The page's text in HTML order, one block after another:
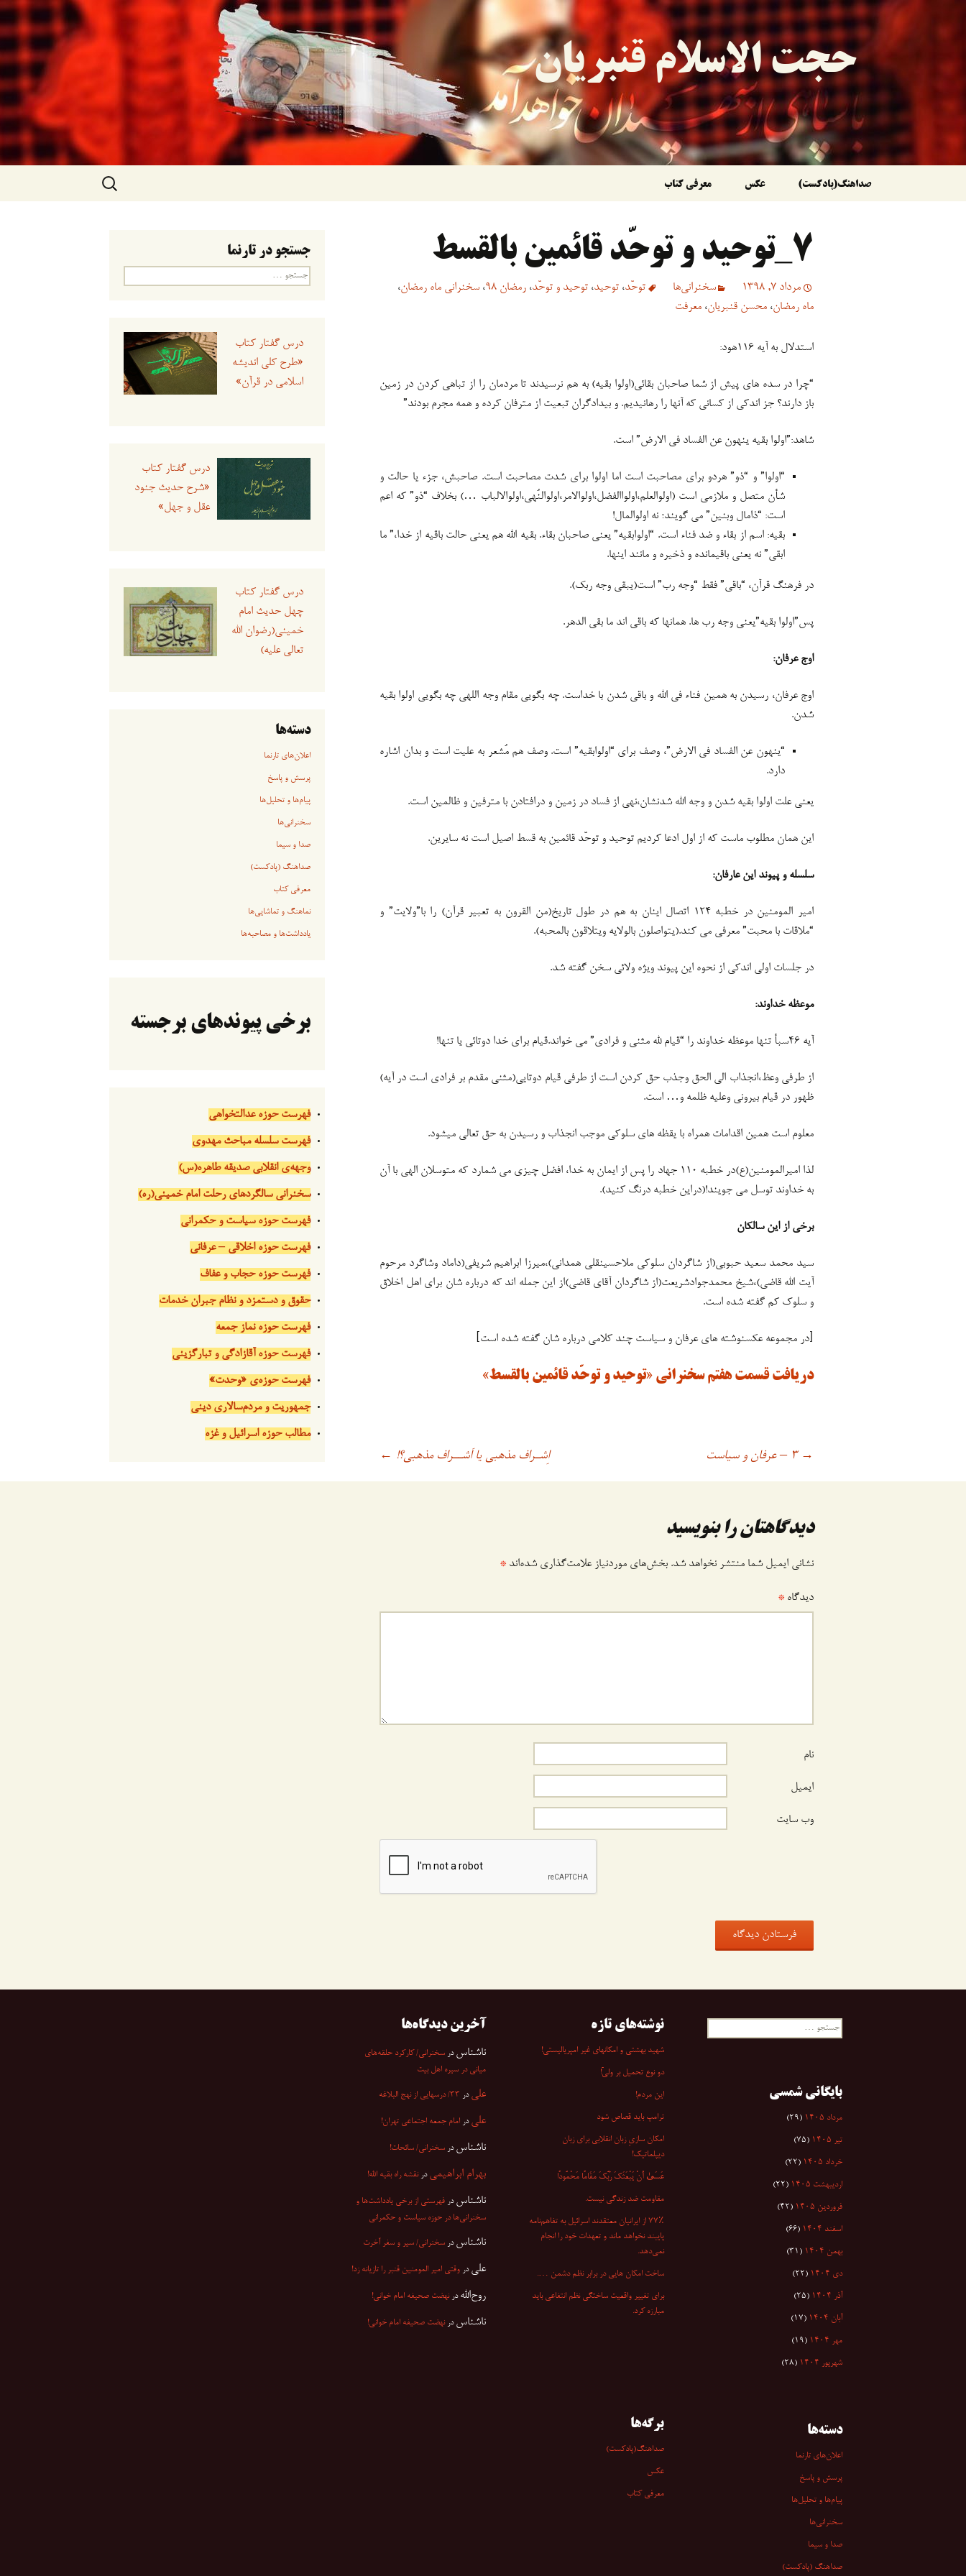
حجت الاسلام قنبریان
رفتن
نوشته‌ها
صداهنگ(پادکست) عکس معرفی کتاب
جستجو
برای:
۷_توحید و توحّد قائمین بالقسط
مرداد 7, 1398 سخنرانی‏‏‌ها توحّد، توحید، توحید و توحّد، رمضان 98 ، سخنرانی ماه رمضان،
ماه رمضان، محسن قنبریان، معرفت
استدلال به آیه ۱۱۶هود:
“چرا در سده های پیش از شما صاحبان بقائی(اولوا بقیه) به هم نرسیدند تا مردمان را از تباهی کردن در زمین
باز دارند؟ جز اندکی از کسانی که آنها را رهانیدیم. و بیدادگران تبعیت از مترفان کرده و همه مجرم بودند”
شاهد:”اولوا بقیه ینهون عن الفساد فی الارض” است.
“اولوا” و “ذو” هردو برای مصاحبت است اما اولوا برای شدت مصاحبت است. صاحبش، جزء یا حالت و
شأن متصل و ملازمی است (اولوالعلم،اولواالفضل،اولوالامر،اولوالنُهی،اولوالالباب …) بخلاف “ذو” که اعم
است: “ذامال وبنین” می گویند؛ نه اولوالمال!
بقیه: اسم از بقاء و ضد فناء است. “اولوابقیه” یعنی صاحبان بقاء. بقیه الله هم یعنی حالت باقیه از خدا،” ما
ابقی” نه یعنی باقیمانده و ذخیره و مانند اینها.
در فرهنگ قرآن، “باقی” فقط “وجه رب” است(یبقی وجه ربک).
پس”اولوا بقیه”یعنی وجه رب ها. همانها که باقی اند ما بقی الدهر.
اوج عرفان:
اوج عرفان، رسیدن به همین فناء فی الله و باقی شدن با خداست. چه بگویی مقام وجه اللهی چه بگویی اولوا بقیه
شدن.
“ینهون عن الفساد فی الارض”، وصف برای “اولوابقیه” است. وصف هم مُشعر به علیت است و بدان اشاره
دارد.
یعنی علت اولوا بقیه شدن و وجه الله شدنشان،نهی از فساد در زمین و درافتادن با مترفین و ظالمین است.
این همان مطلوب ماست که از اول ادعا کردیم توحید و توحّد قائمین به قسط اصیل است نه سایرین.
سلسله و پیوند این عارفان:
امیر المومنین در خطبه ۱۲۴ اتصال اینان به هم در طول تاریخ(من القرون به تعبیر قرآن) را با”ولایت” و
“ملاقات با محبت” معرفی می کند.(یتواصلون بالولایه ویتلاقون بالمحبه).
در جلسات اولی اندکی از نحوه این پیوند ویژه ولائی سخن گفته شد.
موعظه خداوند:
آیه ۴۶سبأ تنها موعظه خداوند را “قیام لله مثنی و فرادی” می خواند.قیام برای خدا دوتائی یا تنها!
از طرفی وعظ،انجذاب الی الحق وجذب حق کردن است از طرفی قیام دوتایی(مثنی مقدم بر فرادی است در آیه)
ظهور در قیام بیرونی وعلیه ظلمه و… است.
معلوم است همین اقدامات همراه با یقظه های سلوکی موجب انجذاب و رسیدن به حق تعالی میشود.
لذا امیرالمومنین(ع)در خطبه ۱۱۰ جهاد را پس از ایمان به خدا، افضل چیزی می شمارد که متوسلان الهی با آن
به خداوند توسل می جویند!(دراین خطبه درنگ کنید).
برخی از این سالکان
سید محمد سعید حبوبی(از شاگردان سلوکی ملاحسینقلی همدانی)،میرزا ابراهیم شریفی(داماد وشاگرد مرحوم
آیت الله قاضی)،شیخ محمدجوادشریعت(از شاگردان آقای قاضی)از این جمله اند که درباره شان برای اهل اخلاق
و سلوک کم گفته شده است.
[در مجموعه عکسنوشته های عرفان و سیاست چند کلامی درباره شان گفته شده است]
دریافت قسمت هفتم سخنرانی «توحید و توحّد قائمین بالقسط»
→ ۳ – عرفان و سیاست اِشـراف مذهبی یا اَشــراف مذهبی؟! ←
دیدگاهتان را بنویسید
نشانی ایمیل شما منتشر نخواهد شد. بخش‌های موردنیاز علامت‌گذاری شده‌اند *
دیدگاه *
نام
ایمیل
وب‌ سایت
جستجو در تارنما
جستجو
درس گفتار کتاب
«طرح کلی اندیشه
اسلامی در قرآن»
درس گفتار کتاب
«شرح حدیث جنود
عقل و جهل»
درس گفتار کتاب
چهل حدیث امام
خمینی(رضوان الله
تعالی علیه)
دسته‌ها
اعلان‌های تارنما
پرسش و پاسخ
پیام‌ها و تحلیل‌ها
سخنرانی‏‏‌ها
صدا و سیما
صداهنگ (پادکست)
معرفی کتاب
نماهنگ و تماشایی‌ها
یادداشت‌ها و مصاحبه‌ها
برخی پیوندهای برجسته
فهرست حوزه عدالتخواهی
فهرست سلسله مباحث مهدوی
وجهه‌ی انقلابی صدیقه طاهره(س)
سخنرانی سالگردهای رحلت امام خمینی(ره)
فهرست حوزه سیاست و حکمرانی
فهرست حوزه اخلاقی – عرفانی
فهرست حوزه حجاب و عفاف
حقوق و دستمزد و نظام جبران خدمات
فهرست حوزه نماز جمعه
فهرست حوزه آقازادگی و تبارگزینی
فهرست حوزه‌ی «وحدت»
جمهوریت و مردم‌سالاری دینی
مطالب حوزه اسرائیل و غزه
جستجو
نوشته‌های تازه
شهید بهشتی و امکانهای غیر امپریالیستی!
دو نوع تحمیل بر ولیّ!
این مردم!
ترامپ باید قصاص شود
امکان سازیِ زبان انقلابی برای زبان
دیپلماتیک!
عَسَىٰ أَنْ یَبْعَثَکَ رَبُّکَ مَقَامًا مَحْمُودًا
مقاومت ضد زندگی نیست.
۷۷٪ از ایرانیان معتقدند اسرائیل به تفاهم‌نامه
پایبند نخواهد ماند و تعهدات خود را انجام
نمی‌دهد.
ساخت امکان هایی در برابر نظم دشمن ….
برای تغییر واقعیت ساختگی نظم انتفاعی باید
مبارزه کرد.
آخرین دیدگاه‌ها
ناشناس در سخنرانی/ کارکرد حلقه‌های
میانی در سیره اهل بیت
علی در ۳۳/ درسهایی از نهج البلاغه
علی در امام جمعه اجتماعی تهران!
ناشناس در سخنرانی/ سائحات!
بهرام ابراهیمی درنقشه راه بقیه الله!
ناشناس در فهرستی از برخی یادداشت‌ها و
سخنرانی‌ها در حوزه سیاست و حکمرانی
ناشناس در سخنرانی/ سیر و سفر آخرت
علی در وقتی امیر المومنین قنبر را تازیانه زد!
روح‌الله درنهضت صحیفه امام خوانی!
ناشناس درنهضت صحیفه امام خوانی!
بایگانی شمسی
مرداد ۱۴۰۵ (۲۹)
تیر ۱۴۰۵ (۷۵)
خرداد ۱۴۰۵ (۲۲)
اردیبهشت ۱۴۰۵ (۲۲)
فروردین ۱۴۰۵ (۴۲)
اسفند ۱۴۰۴ (۶۶)
بهمن ۱۴۰۴ (۳۱)
دی ۱۴۰۴ (۲۲)
آذر ۱۴۰۴ (۲۵)
آبان ۱۴۰۴ (۱۷)
مهر ۱۴۰۴ (۱۹)
شهریور ۱۴۰۴ (۲۸)
برگه‌ها
صداهنگ(پادکست)
عکس
معرفی کتاب
دسته‌ها
اعلان‌های تارنما
پرسش و پاسخ
پیام‌ها و تحلیل‌ها
سخنرانی‏‏‌ها
صدا و سیما
صداهنگ (پادکست)